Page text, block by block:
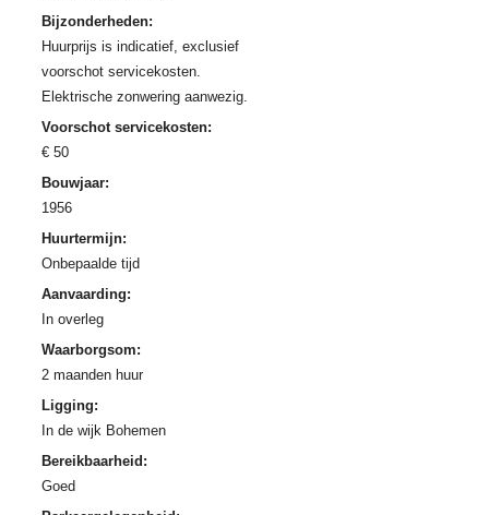
Bijzonderheden:
Huurprijs is indicatief, exclusief
voorschot servicekosten.
Elektrische zonwering aanwezig.
Voorschot servicekosten:
€ 50
Bouwjaar:
1956
Huurtermijn:
Onbepaalde tijd
Aanvaarding:
In overleg
Waarborgsom:
2 maanden huur
Ligging:
In de wijk Bohemen
Bereikbaarheid:
Goed